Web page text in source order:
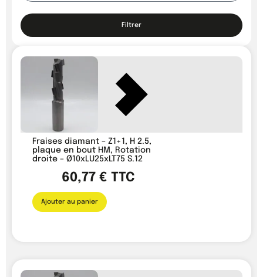
Filtrer
Fraises diamant – Z1+1, H 2.5,
plaque en bout HM, Rotation
droite – Ø10xLU25xLT75 S.12
60,77€ TTC
Ajouter au panier